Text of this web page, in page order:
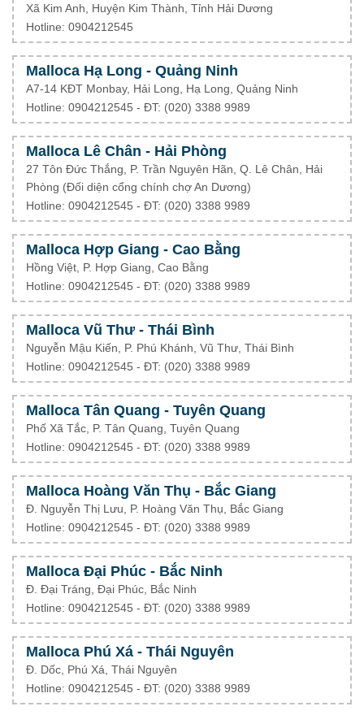
Xã Kim Anh, Huyện Kim Thành, Tỉnh Hải Dương
Hotline: 0904212545
Malloca Hạ Long - Quảng Ninh
A7-14 KĐT Monbay, Hải Long, Hạ Long, Quảng Ninh
Hotline: 0904212545 - ĐT: (020) 3388 9989
Malloca Lê Chân - Hải Phòng
27 Tôn Đức Thắng, P. Trần Nguyên Hãn, Q. Lê Chân, Hải
Phòng (Đối diện cổng chính chợ An Dương)
Hotline: 0904212545 - ĐT: (020) 3388 9989
Malloca Hợp Giang - Cao Bằng
Hồng Việt, P. Hợp Giang, Cao Bằng
Hotline: 0904212545 - ĐT: (020) 3388 9989
Malloca Vũ Thư - Thái Bình
Nguyễn Mậu Kiến, P. Phú Khánh, Vũ Thư, Thái Bình
Hotline: 0904212545 - ĐT: (020) 3388 9989
Malloca Tân Quang - Tuyên Quang
Phố Xã Tắc, P. Tân Quang, Tuyên Quang
Hotline: 0904212545 - ĐT: (020) 3388 9989
Malloca Hoàng Văn Thụ - Bắc Giang
Đ. Nguyễn Thị Lưu, P. Hoàng Văn Thụ, Bắc Giang
Hotline: 0904212545 - ĐT: (020) 3388 9989
Malloca Đại Phúc - Bắc Ninh
Đ. Đại Tráng, Đại Phúc, Bắc Ninh
Hotline: 0904212545 - ĐT: (020) 3388 9989
Malloca Phú Xá - Thái Nguyên
Đ. Dốc, Phú Xá, Thái Nguyên
Hotline: 0904212545 - ĐT: (020) 3388 9989